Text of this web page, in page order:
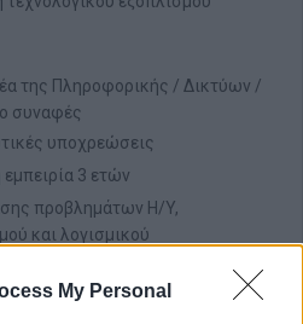
My Personal
της Πληροφορικής / Δικτύων /
συναφές
υποχρεώσεις
3 ετών
προβλημάτων H/Y,
και λογισμικού